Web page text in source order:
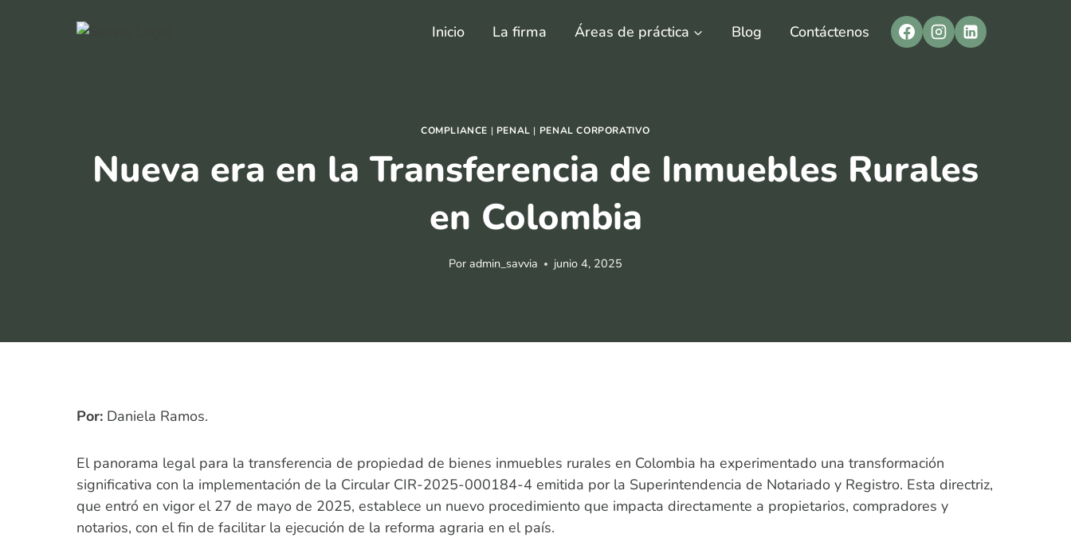
Inicio La firma Áreas de práctica Blog Contáctenos
COMPLIANCE | PENAL | PENAL CORPORATIVO
Nueva era en la Transferencia de Inmuebles Rurales
en Colombia
Por admin_savvia junio 4, 2025
Por: Daniela Ramos.
El panorama legal para la transferencia de propiedad de bienes inmuebles rurales en Colombia ha experimentado una transformación
significativa con la implementación de la Circular CIR-2025-000184-4 emitida por la Superintendencia de Notariado y Registro. Esta directriz,
que entró en vigor el 27 de mayo de 2025, establece un nuevo procedimiento que impacta directamente a propietarios, compradores y
notarios, con el fin de facilitar la ejecución de la reforma agraria en el país.